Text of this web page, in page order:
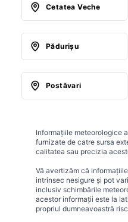
Cetatea Veche
Pădurişu
Postăvari
Informațiile meteorologice
furnizate de catre sursa
calitatea sau precizia
Vă avertizăm că
intrinsec nesigure și pot
inclusiv schimbările
acestor informații este la
propriul dumneavoastră